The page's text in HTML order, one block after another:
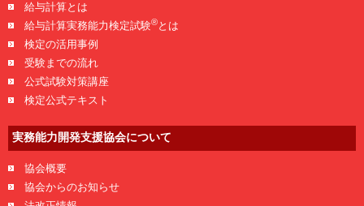
給与計算とは
給与計算実務能力検定試験®とは
検定の活用事例
受験までの流れ
公式試験対策講座
検定公式テキスト
実務能力開発支援協会について
協会概要
協会からのお知らせ